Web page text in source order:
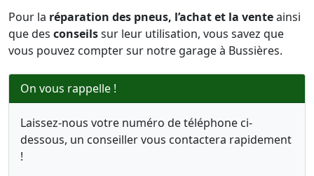
Pour la réparation des pneus, l’achat et la venteainsi
que des conseilssur leur utilisation, vous savez que
vous pouvez compter sur notre garage à Bussières.
On vous rappelle !
Laissez-nous votre numéro de téléphone ci-
dessous, un conseiller vous contactera rapidement
!